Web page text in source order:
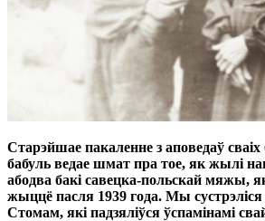
Старэйшае пакаленне з аповедаў
бабуль ведае шмат пра тое, як жылі
абодва бакі савецка-польскай мяжы,
жыццё пасля 1939 года. Мы сустрэліся
Стомам, які падзяліўся ўспамінамі